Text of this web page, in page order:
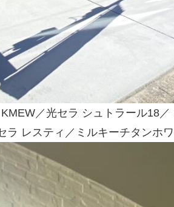
／光セラ シュトラール18
ラ レスティ／ミルキーチタンホ